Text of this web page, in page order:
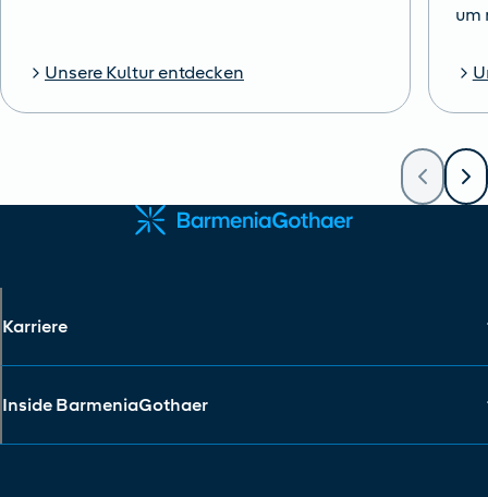
Unsere Kultur entdecken
um
Karriere
Inside BarmeniaGothaer